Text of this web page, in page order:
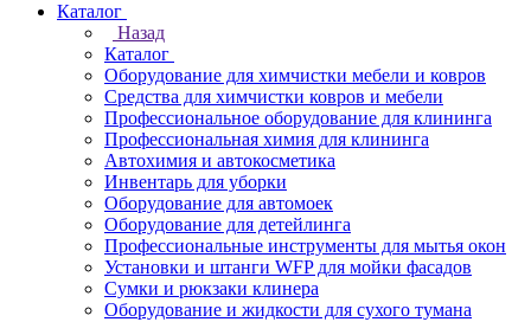
Каталог
Назад
Каталог
Оборудование для химчистки мебели и ковров
Средства для химчистки ковров и мебели
Профессиональное оборудование для клининга
Профессиональная химия для клининга
Автохимия и автокосметика
Инвентарь для уборки
Оборудование для автомоек
Оборудование для детейлинга
Профессиональные инструменты для мытья окон
Установки и штанги WFP для мойки фасадов
Сумки и рюкзаки клинера
Оборудование и жидкости для сухого тумана